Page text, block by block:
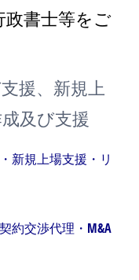
書士等をご
援、新規上
及び支援
新規上場支援・リ
約交渉代理・M&A